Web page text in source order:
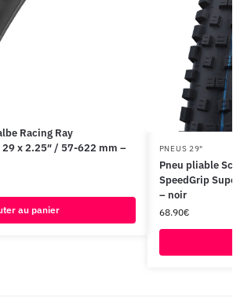
Racing Ray
x 2.25″ / 57-622 mm –
au panier
PNEUS 29"
Pneu pliable
SpeedGrip
– noir
68.90€